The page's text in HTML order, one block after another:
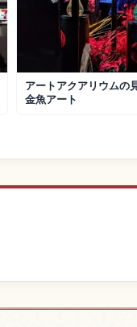
アートアクアリウムの
金魚アート